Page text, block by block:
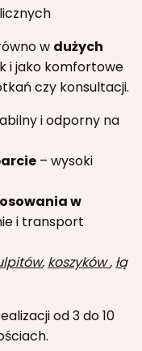
w dużych
i jako komfortowe
czy konsultacji.
i odporny na
– wysoki
w
i transport
, koszyków, łą
od 3 do 10